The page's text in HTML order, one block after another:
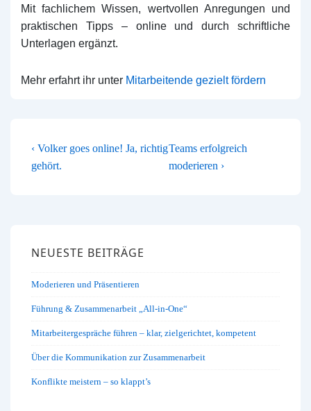
Mit fachlichem Wissen, wertvollen Anregungen und
praktischen Tipps – online und durch schriftliche
Unterlagen ergänzt.
Mehr erfahrt ihr unter Mitarbeitende gezielt fördern
BEITRAGSNAVIGATION
Vorheriger
Beitrag
‹ Volker goes online! Ja, richtig
gehört.
Nächster
Beitrag
Teams erfolgreich
moderieren ›
NEUESTE BEITRÄGE
Moderieren und Präsentieren
Führung & Zusammenarbeit „All-in-One“
Mitarbeitergespräche führen – klar, zielgerichtet, kompetent
Über die Kommunikation zur Zusammenarbeit
Konflikte meistern – so klappt’s